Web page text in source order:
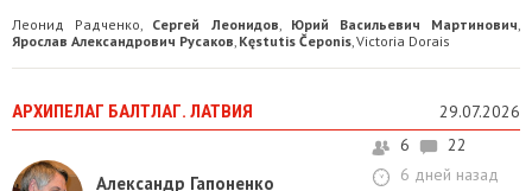
Леонид Радченко, Сергей Леонидов, Юрий Васильевич Мартинович,
Ярослав Александрович Русаков, Kęstutis Čeponis,Victoria Dorais
АРХИПЕЛАГ БАЛТЛАГ. ЛАТВИЯ 29.07.2026
Александр Гапоненко
6
22
6 дней назад